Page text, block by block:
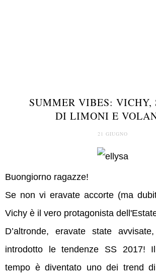
SUMMER VIBES: VICHY,
DI LIMONI E
21 GIUGNO
Buongiorno ragazze!
Se non vi eravate accorte (ma
Vichy è il vero protagonista
D’altronde, eravate state
introdotto le tendenze SS 2017!
tempo è diventato uno dei trend